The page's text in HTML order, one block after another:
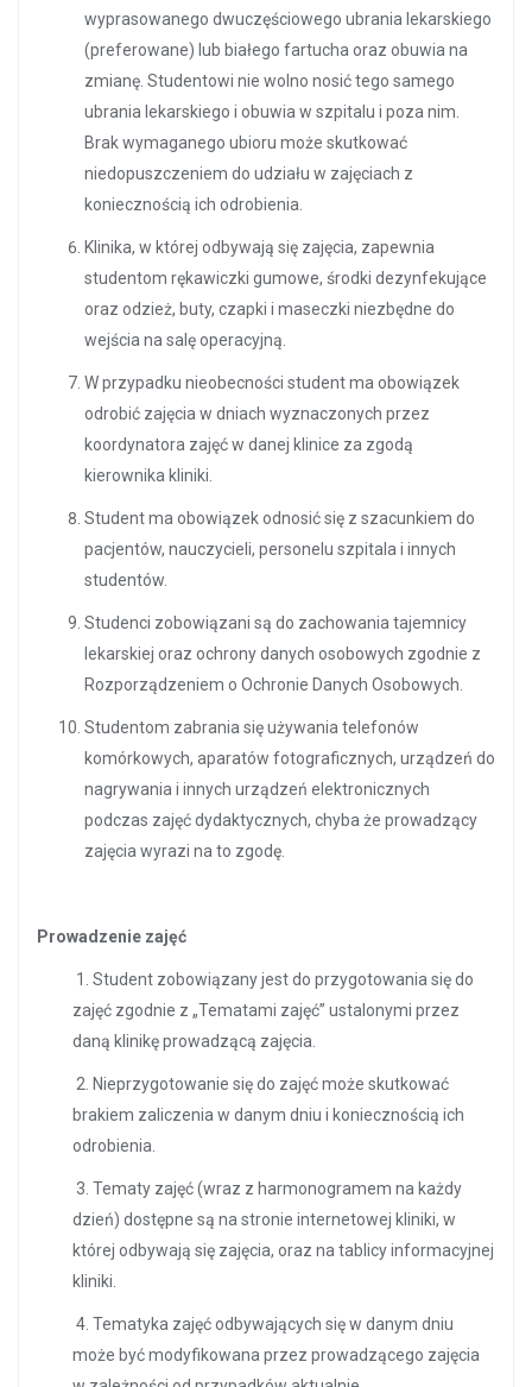
wyprasowanego dwuczęściowego ubrania lekarskiego
(preferowane) lub białego fartucha oraz obuwia na
zmianę. Studentowi nie wolno nosić tego samego
ubrania lekarskiego i obuwia w szpitalu i poza nim.
Brak wymaganego ubioru może skutkować
niedopuszczeniem do udziału w zajęciach z
koniecznością ich odrobienia.
Klinika, w której odbywają się zajęcia, zapewnia
studentom rękawiczki gumowe, środki dezynfekujące
oraz odzież, buty, czapki i maseczki niezbędne do
wejścia na salę operacyjną.
W przypadku nieobecności student ma obowiązek
odrobić zajęcia w dniach wyznaczonych przez
koordynatora zajęć w danej klinice za zgodą
kierownika kliniki.
Student ma obowiązek odnosić się z szacunkiem do
pacjentów, nauczycieli, personelu szpitala i innych
studentów.
Studenci zobowiązani są do zachowania tajemnicy
lekarskiej oraz ochrony danych osobowych zgodnie z
Rozporządzeniem o Ochronie Danych Osobowych.
Studentom zabrania się używania telefonów
komórkowych, aparatów fotograficznych, urządzeń do
nagrywania i innych urządzeń elektronicznych
podczas zajęć dydaktycznych, chyba że prowadzący
zajęcia wyrazi na to zgodę.
Prowadzenie zajęć
1. Student zobowiązany jest do przygotowania się do
zajęć zgodnie z „Tematami zajęć” ustalonymi przez
daną klinikę prowadzącą zajęcia.
2. Nieprzygotowanie się do zajęć może skutkować
brakiem zaliczenia w danym dniu i koniecznością ich
odrobienia.
3. Tematy zajęć (wraz z harmonogramem na każdy
dzień) dostępne są na stronie internetowej kliniki, w
której odbywają się zajęcia, oraz na tablicy informacyjnej
kliniki.
4. Tematyka zajęć odbywających się w danym dniu
może być modyfikowana przez prowadzącego zajęcia